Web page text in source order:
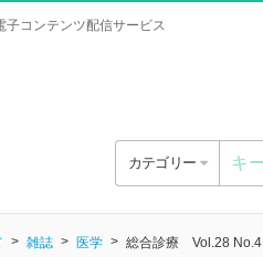
子コンテンツ配信サービス
カテゴリー
雑誌 医学 総合診療 Vol.28 No.4